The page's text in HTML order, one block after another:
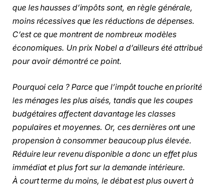
que les hausses d’impôts sont, en règle générale,
moins récessives que les réductions de dépenses.
C’est ce que montrent de nombreux modèles
économiques. Un prix Nobel a d’ailleurs été attribué
pour avoir démontré ce point.
Pourquoi cela ? Parce que l’impôt touche en priorité
les ménages les plus aisés, tandis que les coupes
budgétaires affectent davantage les classes
populaires et moyennes. Or, ces dernières ont une
propension à consommer beaucoup plus élevée.
Réduire leur revenu disponible a donc un effet plus
immédiat et plus fort sur la demande intérieure.
À court terme du moins, le débat est plus ouvert à